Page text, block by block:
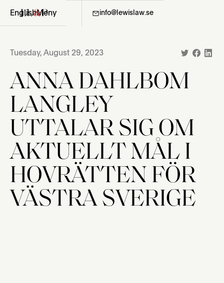
EnglishMeny
08-411 36 06 info@lewislaw.se
Tuesday, August 29, 2023
ANNA DAHLBOM
LANGLEY
UTTALAR SIG OM
AKTUELLT MÅL I
HOVRÄTTEN FÖR
VÄSTRA SVERIGE